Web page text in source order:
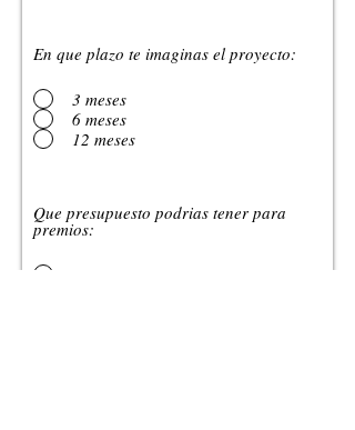
En que plazo te imaginas el proyecto:
3 meses
6 meses
12 meses
Que presupuesto podrias tener para
premios: